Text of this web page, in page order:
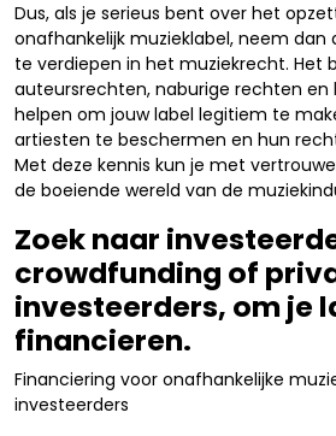
Dus, als je serieus bent over het
onafhankelijk muzieklabel, neem dan
te verdiepen in het muziekrecht. Het
auteursrechten, naburige rechten en
helpen om jouw label legitiem te
artiesten te beschermen en hun
Met deze kennis kun je met
de boeiende wereld van de
Zoek naar
crowdfunding of
investeerders, om je
financieren.
Financiering voor onafhankelijke
investeerders